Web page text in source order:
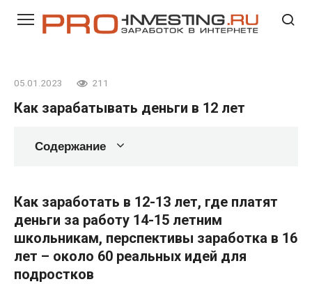
05.01.2023 211
Как зарабатывать деньги в 12 лет
Содержание
Как заработать в 12-13 лет, где платят
деньги за работу 14-15 летним
школьникам, перспективы заработка в 16
лет – около 60 реальных идей для
подростков